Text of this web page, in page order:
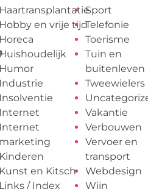
Haartransplantatie
Hobby en vrije tijd
Horeca
Humor
Industrie
Insolventie
Internet
Internet
marketing
Kinderen
Kunst en Kitsch
Links / Index
Sport
Telefonie
Toerisme
Tuin en
buitenleven
Tweewielers
Vakantie
Verbouwen
Vervoer en
transport
Webdesign
Wijn